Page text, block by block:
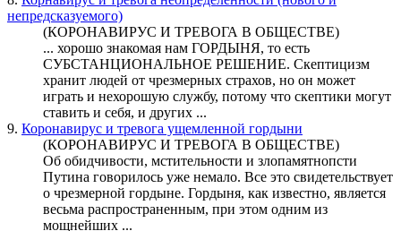
непредсказуемого)
(КОРОНАВИРУС И ТРЕВОГА В ОБЩЕСТВЕ)
... хорошо знакомая нам ГОРДЫНЯ, то есть
СУБСТАНЦИОНАЛЬНОЕ РЕШЕНИЕ. Скептицизм
хранит людей от чрезмерных страхов, но он может
играть и нехорошую службу, потому что скептики могут
ставить и себя, и других ...
9. Коронавирус и тревога ущемленной гордыни
(КОРОНАВИРУС И ТРЕВОГА В ОБЩЕСТВЕ)
Об обидчивости, мстительности и злопамятнопсти
Путина говорилось уже немало. Все это свидетельствует
о чрезмерной гордыне. Гордыня, как известно, является
весьма распространенным, при этом одним из
мощнейших ...